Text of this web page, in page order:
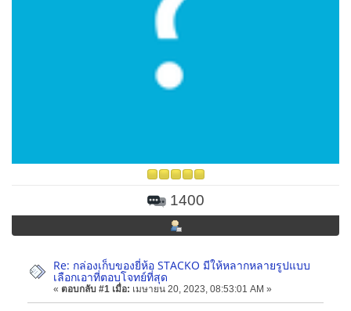
1400
Re: กล่องเก็บของยี่ห้อ STACKO มีให้หลากหลายรูปแบบ
เลือกเอาที่ตอบโจทย์ที่สุด
« ตอบกลับ #1 เมื่อ: เมษายน 20, 2023, 08:53:01 AM »